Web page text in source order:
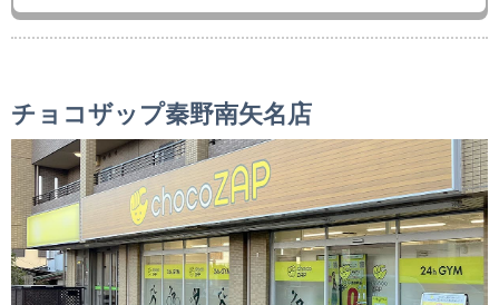
チョコザップ秦野南矢名店